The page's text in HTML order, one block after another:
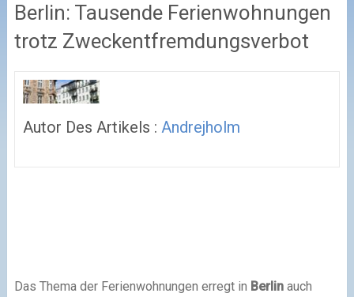
Berlin: Tausende Ferienwohnungen
trotz Zweckentfremdungsverbot
Autor Des Artikels : Andrejholm
Das Thema der Ferienwohnungen erregt in Berlinauch